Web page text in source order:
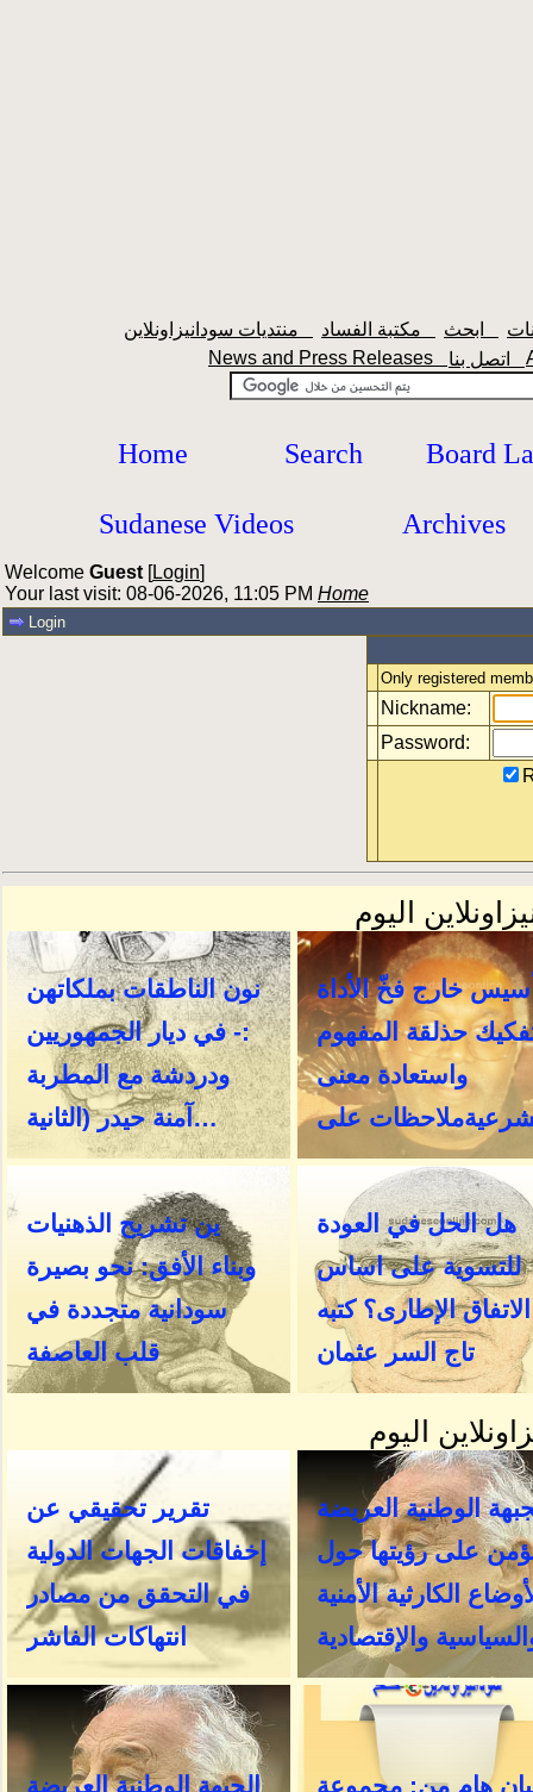
News and Press Releases
Home Search Board
Sudanese Videos Archives
Welcome Guest [Login]
Your last visit: 08-06-2026, 11:05 PM Home
Login
Only registered
Nickname:
Password: